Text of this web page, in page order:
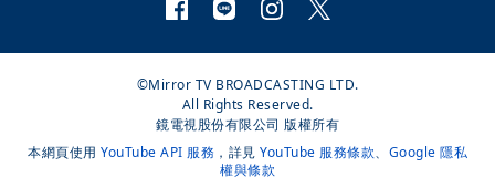
©Mirror TV BROADCASTING LTD.
All Rights Reserved.
鏡電視股份有限公司 版權所有
本網頁使用 YouTube API 服務 ，詳見 YouTube 服務條款、 Google 隱私
權與條款